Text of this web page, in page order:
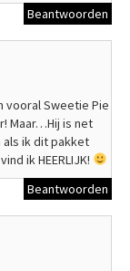
Beantwoorden
vooral Sweetie Pie
Maar…Hij is net
als ik dit pakket
ik HEERLIJK!
Beantwoorden